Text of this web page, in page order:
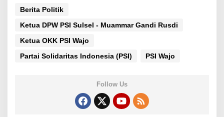
Berita Politik
Ketua DPW PSI Sulsel - Muammar Gandi Rusdi
Ketua OKK PSI Wajo
Partai Solidaritas Indonesia (PSI)
PSI Wajo
Follow Us